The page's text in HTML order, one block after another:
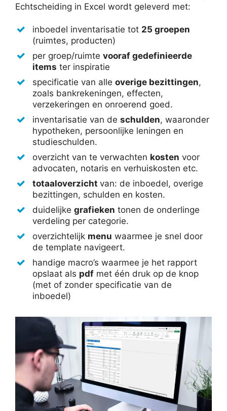
Echtscheiding in Excel wordt geleverd met:
inboedel inventarisatie tot 25 groepen
(ruimtes, producten)
per groep/ruimte vooraf gedefinieerde
items ter inspiratie
specificatie van alle overige bezittingen,
zoals bankrekeningen, effecten,
verzekeringen en onroerend goed.
inventarisatie van de schulden, waaronder
hypotheken, persoonlijke leningen en
studieschulden.
overzicht van te verwachten kosten voor
advocaten, notaris en verhuiskosten etc.
totaaloverzicht van: de inboedel, overige
bezittingen, schulden en kosten.
duidelijke grafieken tonen de onderlinge
verdeling per categorie.
overzichtelijk menu waarmee je snel door
de template navigeert.
handige macro’s waarmee je het rapport
opslaat als pdf met één druk op de knop
(met of zonder specificatie van de
inboedel)